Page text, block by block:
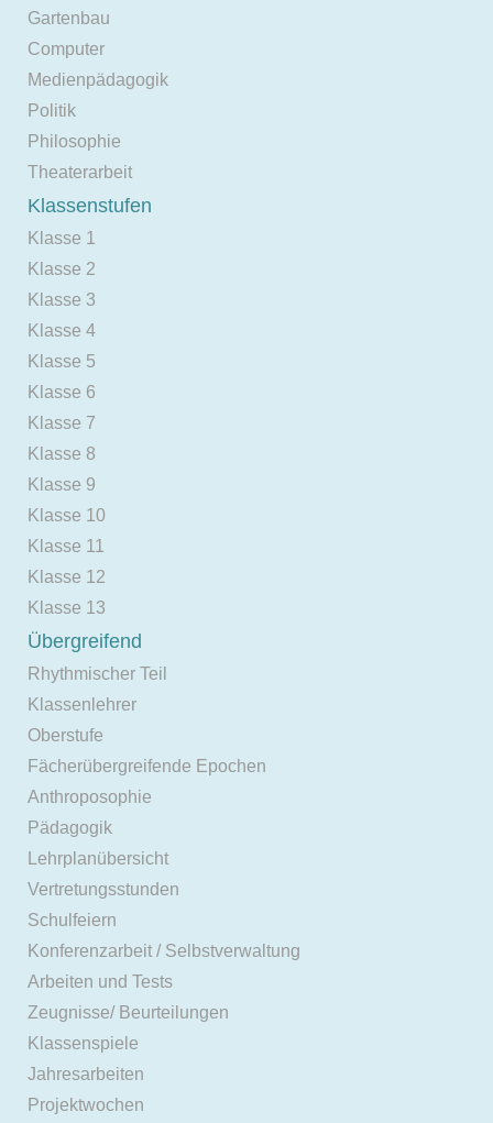
Gartenbau
Computer
Medienpädagogik
Politik
Philosophie
Theaterarbeit
Klassenstufen
Klasse 1
Klasse 2
Klasse 3
Klasse 4
Klasse 5
Klasse 6
Klasse 7
Klasse 8
Klasse 9
Klasse 10
Klasse 11
Klasse 12
Klasse 13
Übergreifend
Rhythmischer Teil
Klassenlehrer
Oberstufe
Fächerübergreifende Epochen
Anthroposophie
Pädagogik
Lehrplanübersicht
Vertretungsstunden
Schulfeiern
Konferenzarbeit / Selbstverwaltung
Arbeiten und Tests
Zeugnisse/ Beurteilungen
Klassenspiele
Jahresarbeiten
Projektwochen